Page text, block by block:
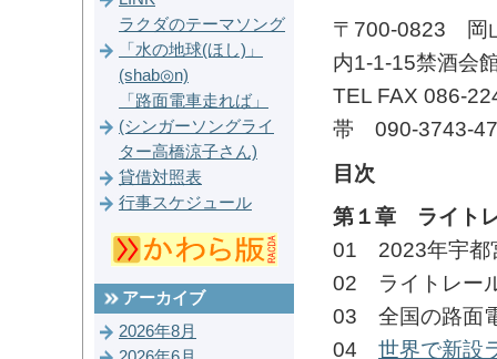
〒700-0823 岡
内1-1-15禁酒会
TEL FAX 086-
帯 090-3743-
目次
第１章 ライト
01 2023年宇都
02 ライトレー
03 全国の路面
04 世界で新設
ラクダのテーマソング
「水の地球(ほし)」
(shab◎n)
「路面電車走れば」
(シンガーソングライ
ター高橋涼子さん)
貸借対照表
行事スケジュール
アーカイブ
2026年8月